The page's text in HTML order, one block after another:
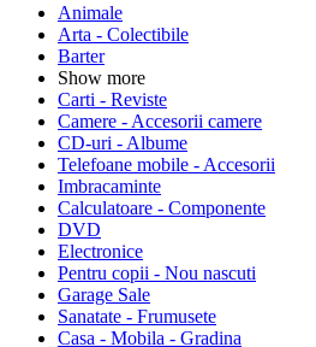
Animale
Arta - Colectibile
Barter
Show more
Carti - Reviste
Camere - Accesorii camere
CD-uri - Albume
Telefoane mobile - Accesorii
Imbracaminte
Calculatoare - Componente
DVD
Electronice
Pentru copii - Nou nascuti
Garage Sale
Sanatate - Frumusete
Casa - Mobila - Gradina